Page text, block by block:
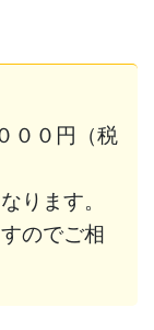
００円（税
ります。
のでご相